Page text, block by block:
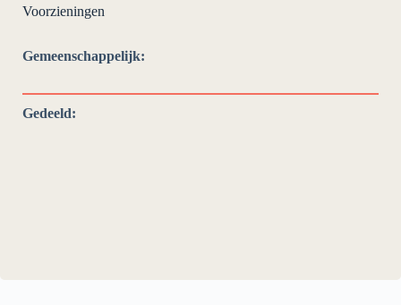
Voorzieningen
Gemeenschappelijk:
Gedeeld: